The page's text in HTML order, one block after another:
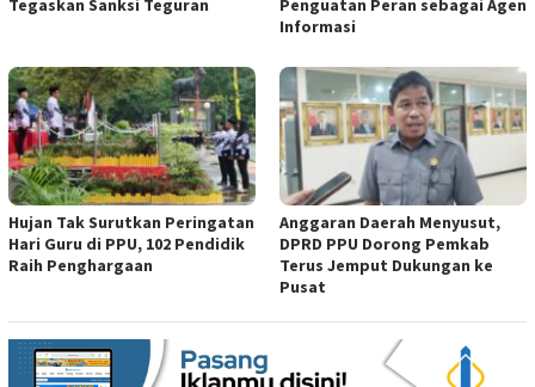
Tegaskan Sanksi Teguran
Penguatan Peran sebagai Agen
Informasi
Hujan Tak Surutkan Peringatan
Hari Guru di PPU, 102 Pendidik
Raih Penghargaan
Anggaran Daerah Menyusut,
DPRD PPU Dorong Pemkab
Terus Jemput Dukungan ke
Pusat